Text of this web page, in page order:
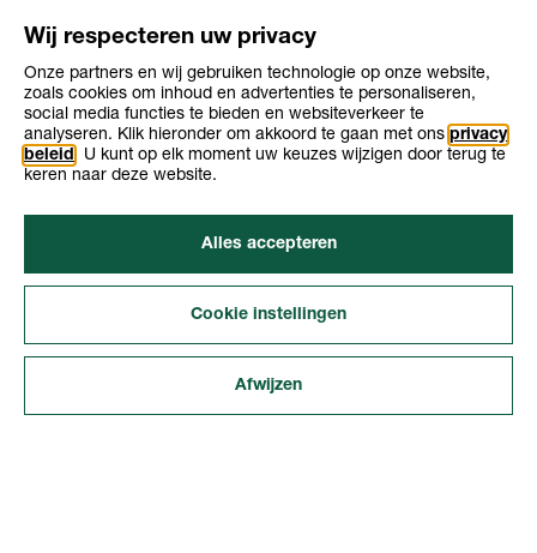
INTERESSESBLADERENZOEKENVERGELIJKENONTDEKKEN
Wij respecteren uw privacy
Onze partners en wij gebruiken technologie op onze website,
zoals cookies om inhoud en advertenties te personaliseren,
social media functies te bieden en websiteverkeer te
analyseren. Klik hieronder om akkoord te gaan met ons privacy
beleid . U kunt op elk moment uw keuzes wijzigen door terug te
keren naar deze website.
Alles accepteren
Cookie instellingen
Afwijzen